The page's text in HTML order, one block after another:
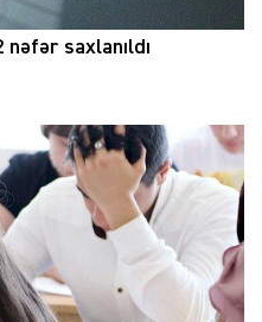
saxlanıldı